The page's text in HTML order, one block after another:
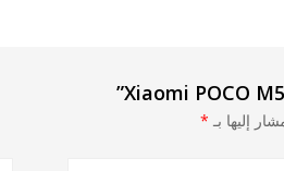
إليها بـ *